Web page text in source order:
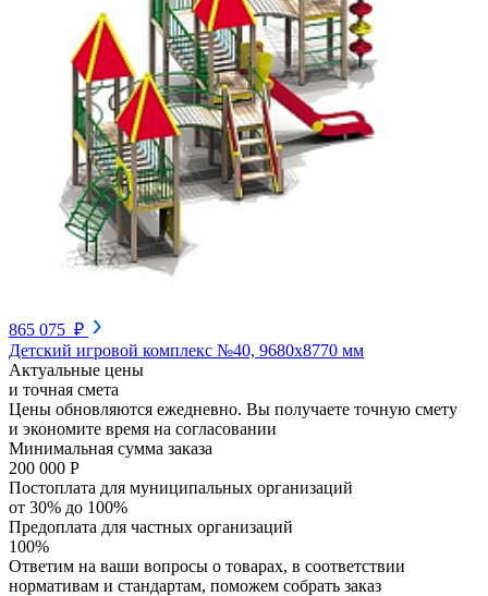
865 075 ₽
Детский игровой комплекс №40, 9680х8770 мм
Актуальные цены
и точная смета
Цены обновляются ежедневно. Вы получаете точную смету
и экономите время на согласовании
Минимальная сумма заказа
200 000 Р
Постоплата для муниципальных организаций
от 30% до 100%
Предоплата для частных организаций
100%
Ответим на ваши вопросы о товарах, в соответствии
нормативам и стандартам, поможем собрать заказ